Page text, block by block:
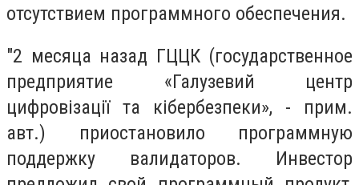
отсутствием программного обеспечения.
"2 месяца назад ГЦЦК (государственное
предприятие «Галузевий центр
цифровізації та кібербезпеки», - прим.
авт.) приостановило программную
поддержку валидаторов. Инвестор